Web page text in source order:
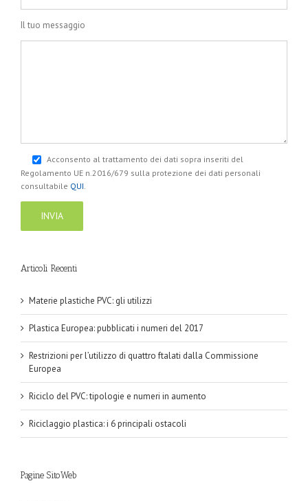
Il tuo messaggio
Acconsento al trattamento dei dati sopra inseriti del
Regolamento UE n.2016/679 sulla protezione dei dati personali
consultabile QUI.
Articoli Recenti
Materie plastiche PVC: gli utilizzi
Plastica Europea: pubblicati i numeri del 2017
Restrizioni per l’utilizzo di quattro ftalati dalla Commissione
Europea
Riciclo del PVC: tipologie e numeri in aumento
Riciclaggio plastica: i 6 principali ostacoli
Pagine SitoWeb